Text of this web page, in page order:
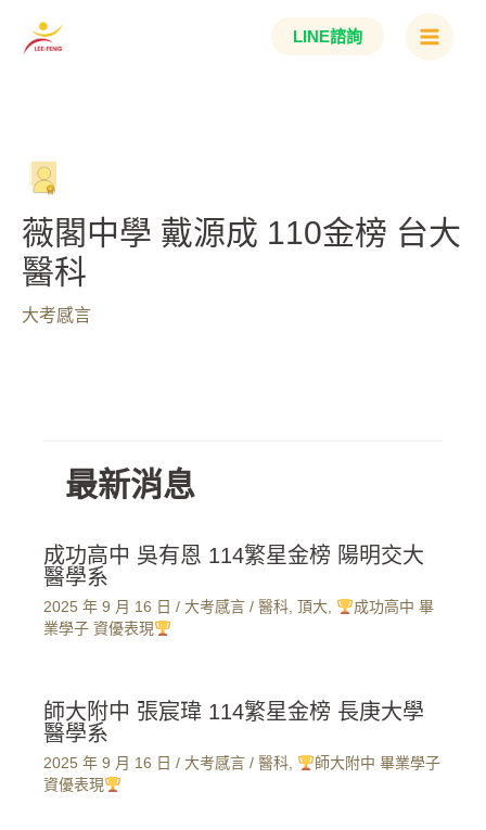
LINE諮詢
Main
薇閣中學 戴源成 110金榜 台大
醫科
大考感言
最新消息
成功高中 吳有恩 114繁星金榜 陽明交大
醫學系
2025 年 9 月 16 日 / 大考感言 / 醫科, 頂大,
成功高中 畢
業學子 資優表現
師大附中 張宸瑋 114繁星金榜 長庚大學
醫學系
2025 年 9 月 16 日 / 大考感言 / 醫科,
師大附中 畢業學子
資優表現